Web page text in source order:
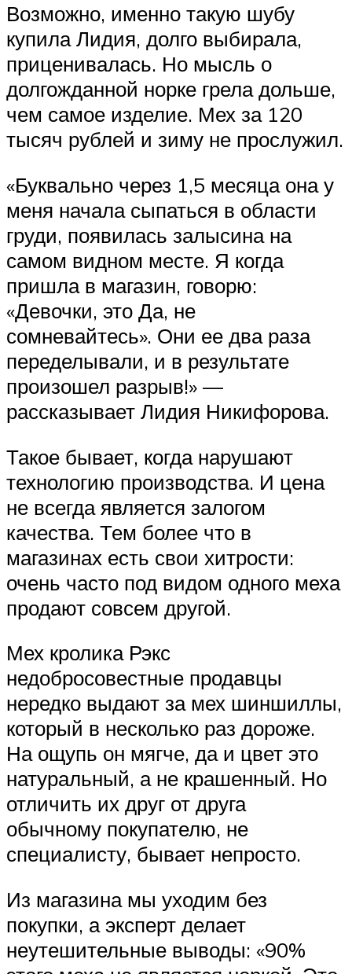
Возможно, именно такую шубу
купила Лидия, долго выбирала,
приценивалась. Но мысль о
долгожданной норке грела дольше,
чем самое изделие. Мех за 120
тысяч рублей и зиму не прослужил.
«Буквально через 1,5 месяца она у
меня начала сыпаться в области
груди, появилась залысина на
самом видном месте. Я когда
пришла в магазин, говорю:
«Девочки, это Да, не
сомневайтесь». Они ее два раза
переделывали, и в результате
произошел разрыв!» —
рассказывает Лидия Никифорова.
Такое бывает, когда нарушают
технологию производства. И цена
не всегда является залогом
качества. Тем более что в
магазинах есть свои хитрости:
очень часто под видом одного меха
продают совсем другой.
Мех кролика Рэкс
недобросовестные продавцы
нередко выдают за мех шиншиллы,
который в несколько раз дороже.
На ощупь он мягче, да и цвет это
натуральный, а не крашенный. Но
отличить их друг от друга
обычному покупателю, не
специалисту, бывает непросто.
Из магазина мы уходим без
покупки, а эксперт делает
неутешительные выводы: «90%